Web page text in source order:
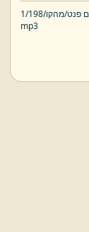
מהקו/ 1/
mp3